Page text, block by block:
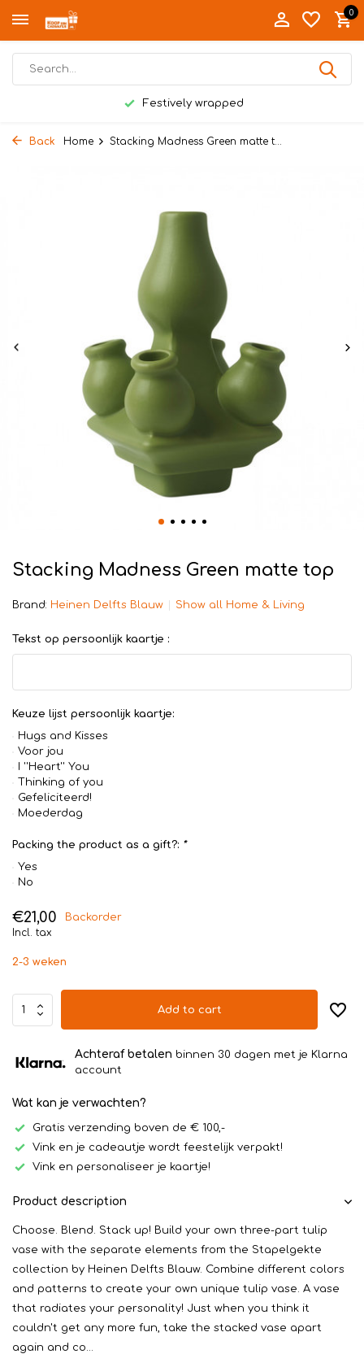
0
Festively wrapped
Back Home Stacking Madness Green matte t...
Stacking Madness Green matte top
Brand: Heinen Delfts Blauw Show all Home & Living
Tekst op persoonlijk kaartje :
Keuze lijst persoonlijk kaartje:
Hugs and Kisses
Voor jou
I ''Heart'' You
Thinking of you
Gefeliciteerd!
Moederdag
Packing the product as a gift?: *
Yes
No
€21,00
Backorder
Incl. tax
2-3 weken
Add to cart
Achteraf betalen binnen 30 dagen met je Klarna
account
Wat kan je verwachten?
Gratis verzending boven de € 100,-
Vink en je cadeautje wordt feestelijk verpakt!
Vink en personaliseer je kaartje!
Product description
Choose. Blend. Stack up! Build your own three-part tulip
vase with the separate elements from the Stapelgekte
collection by Heinen Delfts Blauw. Combine different colors
and patterns to create your own unique tulip vase. A vase
that radiates your personality! Just when you think it
couldn't get any more fun, take the stacked vase apart
again and co...